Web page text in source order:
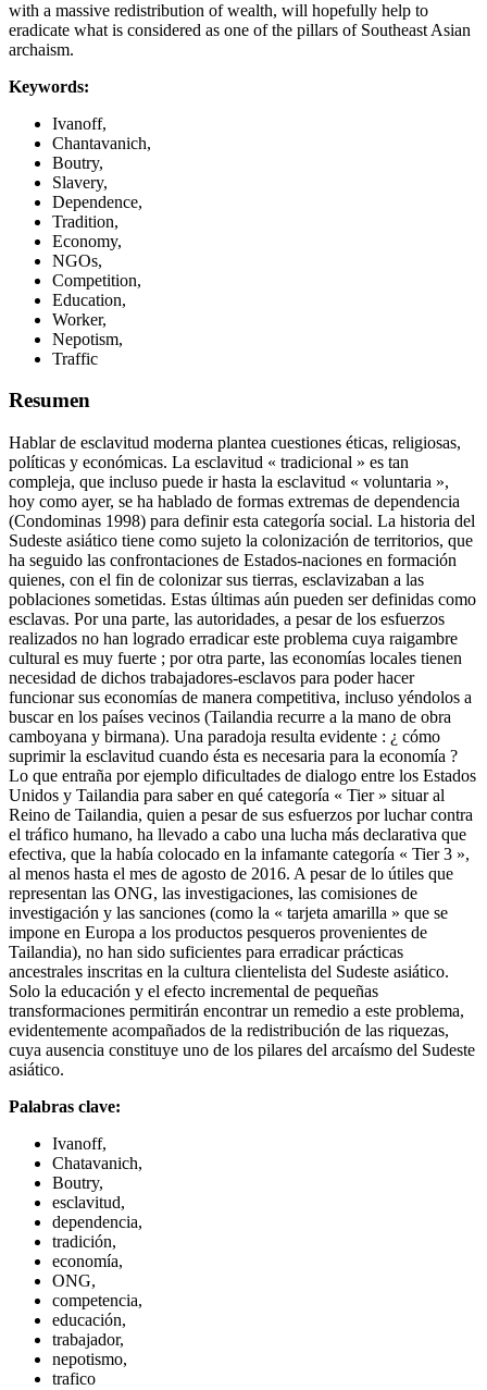
with a massive redistribution of wealth, will hopefully help to
eradicate what is considered as one of the pillars of Southeast Asian
archaism.
Keywords:
Ivanoff,
Chantavanich,
Boutry,
Slavery,
Dependence,
Tradition,
Economy,
NGOs,
Competition,
Education,
Worker,
Nepotism,
Traffic
Resumen
Hablar de esclavitud moderna plantea cuestiones éticas, religiosas,
políticas y económicas. La esclavitud « tradicional » es tan
compleja, que incluso puede ir hasta la esclavitud « voluntaria »,
hoy como ayer, se ha hablado de formas extremas de dependencia
(Condominas 1998) para definir esta categoría social. La historia del
Sudeste asiático tiene como sujeto la colonización de territorios, que
ha seguido las confrontaciones de Estados-naciones en formación
quienes, con el fin de colonizar sus tierras, esclavizaban a las
poblaciones sometidas. Estas últimas aún pueden ser definidas como
esclavas. Por una parte, las autoridades, a pesar de los esfuerzos
realizados no han logrado erradicar este problema cuya raigambre
cultural es muy fuerte ; por otra parte, las economías locales tienen
necesidad de dichos trabajadores-esclavos para poder hacer
funcionar sus economías de manera competitiva, incluso yéndolos a
buscar en los países vecinos (Tailandia recurre a la mano de obra
camboyana y birmana). Una paradoja resulta evidente : ¿ cómo
suprimir la esclavitud cuando ésta es necesaria para la economía ?
Lo que entraña por ejemplo dificultades de dialogo entre los Estados
Unidos y Tailandia para saber en qué categoría « Tier » situar al
Reino de Tailandia, quien a pesar de sus esfuerzos por luchar contra
el tráfico humano, ha llevado a cabo una lucha más declarativa que
efectiva, que la había colocado en la infamante categoría « Tier 3 »,
al menos hasta el mes de agosto de 2016. A pesar de lo útiles que
representan las ONG, las investigaciones, las comisiones de
investigación y las sanciones (como la « tarjeta amarilla » que se
impone en Europa a los productos pesqueros provenientes de
Tailandia), no han sido suficientes para erradicar prácticas
ancestrales inscritas en la cultura clientelista del Sudeste asiático.
Solo la educación y el efecto incremental de pequeñas
transformaciones permitirán encontrar un remedio a este problema,
evidentemente acompañados de la redistribución de las riquezas,
cuya ausencia constituye uno de los pilares del arcaísmo del Sudeste
asiático.
Palabras clave:
Ivanoff,
Chatavanich,
Boutry,
esclavitud,
dependencia,
tradición,
economía,
ONG,
competencia,
educación,
trabajador,
nepotismo,
trafico